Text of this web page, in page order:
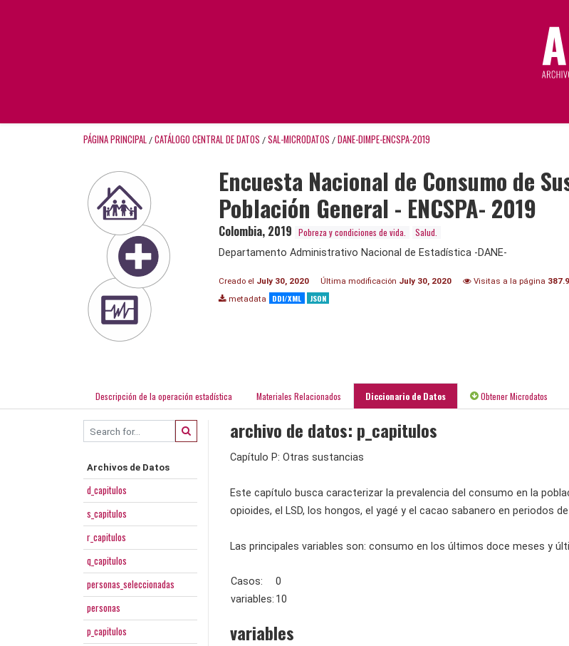
PÁGINA PRINCIPAL / CATÁLOGO CENTRAL DE DATOS / SAL-MICRODATOS / DANE-DIMPE-ENCSPA-2019
Encuesta Nacional de Consumo de
Población General - ENCSPA- 2019
Colombia, 2019 Pobreza y condiciones de vida.
Salud.
Departamento Administrativo Nacional de Estadística -DANE-
Creado el July 30, 2020 Última modificación July 30, 2020 Visitas a la página
metadata DDI/XML JSON
Descripción de la operación estadística Materiales Relacionados Diccionario de Datos Obtener Microdatos
Archivos de Datos
d_capitulos
s_capitulos
r_capitulos
q_capitulos
personas_seleccionadas
personas
p_capitulos
archivo de datos: p_capitulos
Capítulo P: Otras sustancias
Este capítulo busca caracterizar la prevalencia del consumo en la
opioides, el LSD, los hongos, el yagé y el cacao sabanero en periodos
Las principales variables son: consumo en los últimos doce meses y
Casos:
0
variables: 10
variables